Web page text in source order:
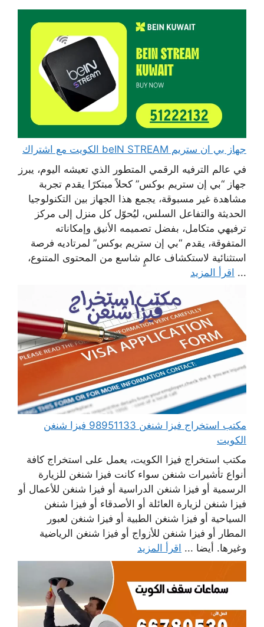
جهاز بي ان ستريم beIN STREAM الكويت مع اشتراك
في عالم الترفيه الرقمي المتطور الذي تعيشه اليوم، يبرز
جهاز “بي إن ستريم بوكس” كحلاً مبتكرًا يقدم تجربة
مشاهدة غير مسبوقة، يجمع هذا الجهاز بين التكنولوجيا
الحديثة والتفاعل السلس، ليُحوّل كل منزل إلى مركز
ترفيهي متكامل، بفضل تصميمه الأنيق وإمكاناته
المتفوقة، يقدم “بي إن ستريم بوكس” لمرتاديه فرصة
استثنائية لاستكشاف عالمٍ شاسع من المحتوى المتنوع،
... اقرأ المزيد
مكتب استخراج فيزا شنغن 98951133 فيزا شنغن
الكويت
مكتب استخراج فيزا الكويت، يعمل على استخراج كافة
أنواع تأشيرات شنغن سواء كانت فيزا شنغن للزيارة
الرسمية أو فيزا شنغن الدراسية أو فيزا شنغن للأعمال أو
فيزا شنغن لزيارة العائلة أو الأصدقاء أو فيزا شنغن
السياحية أو فيزا شنغن الطبية أو فيزا شنغن لعبور
المطار أو فيزا شنغن للأزواج أو فيزا شنغن الرياضية
وغيرها. أيضا ... اقرأ المزيد